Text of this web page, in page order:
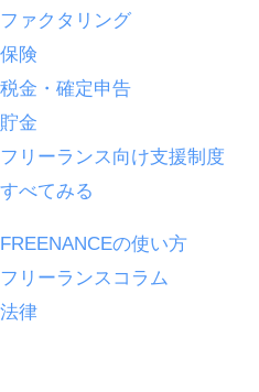
ファクタリング
保険
税金・確定申告
貯金
フリーランス向け支援制度
すべてみる
FREENANCEの使い方
フリーランスコラム
法律